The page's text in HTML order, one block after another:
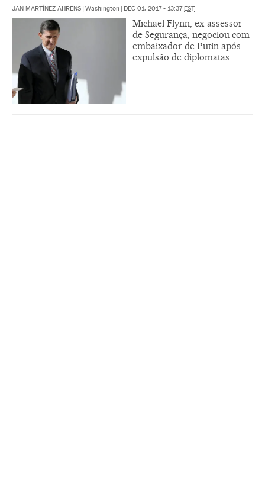
JAN MARTÍNEZ AHRENS | Washington | DEC 01, 2017 - 13:37EST
Michael Flynn, ex-assessor
de Segurança, negociou com
embaixador de Putin após
expulsão de diplomatas